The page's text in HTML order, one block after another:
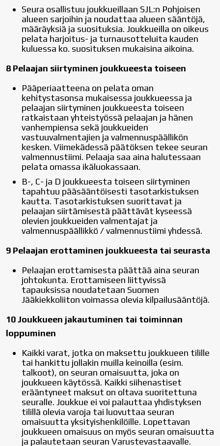
Seura osallistuu joukkueillaan SJL:n Pohjoisen
alueen sarjoihin ja noudattaa alueen sääntöjä,
määräyksiä ja suosituksia. Joukkueilla on oikeus
pelata harjoitus- ja turnausotteluita kauden
kuluessa ko. suosituksen mukaisina aikoina.
8 Pelaajan siirtyminen joukkueesta toiseen
Pääperiaatteena on pelata oman
kehitystasonsa mukaisessa joukkueessa ja
pelaajan siirtyminen joukkueesta toiseen
ratkaistaan yhteistyössä pelaajan ja hänen
vanhempiensa sekä joukkueiden
vastuuvalmentajien ja valmennuspäällikön
kesken. Viimekädessä päätöksen tekee seuran
valmennustiimi. Pelaaja saa aina halutessaan
pelata omassa ikäluokassaan.
B-, C- ja D joukkueesta toiseen siirtyminen
tapahtuu pääsääntöisesti tasotarkistuksen
kautta. Tasotarkistuksen suorittavat ja
pelaajan siirtämisestä päättävät kyseessä
olevien joukkueiden valmentajat ja
valmennuspäällikkö / valmennustiimi yhdessä.
9 Pelaajan erottaminen joukkueesta tai seurasta
Pelaajan erottamisesta päättää aina seuran
johtokunta. Erottamiseen liittyvissä
tapauksissa noudatetaan Suomen
Jääkiekkoliiton voimassa olevia kilpailusääntöjä.
10 Joukkueen jakautuminen tai toiminnan
loppuminen
Kaikki varat, jotka on maksettu joukkueen tilille
tai hankittu jollakin muilla keinoilla (esim.
talkoot), on seuran omaisuutta, joka on
joukkueen käytössä. Kaikki siihenastiset
erääntyneet maksut on oltava suoritettuna
seuralle. Joukkue ei voi palauttaa yhdistyksen
tilillä olevia varoja tai luovuttaa seuran
omaisuutta yksityishenkilöille. Lopettavan
joukkueen omaisuus on myös seuran omaisuutta
ja palautetaan seuran Varustevastaavalle.